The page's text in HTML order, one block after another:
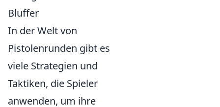
Bluffer
In der Welt von
Pistolenrunden gibt es
viele Strategien und
Taktiken, die Spieler
anwenden, um ihre